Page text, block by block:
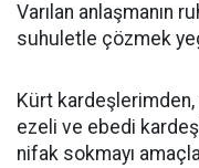
Varılan anlaşmanın
suhuletle çözmek
Kürt
ezeli ve ebedi
nifak sokmayı